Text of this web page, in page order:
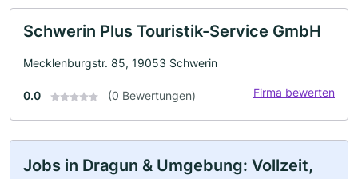
Schwerin Plus Touristik-Service GmbH
Mecklenburgstr. 85, 19053 Schwerin
0.0 (0 Bewertungen) Firma bewerten
Jobs in Dragun & Umgebung: Vollzeit,